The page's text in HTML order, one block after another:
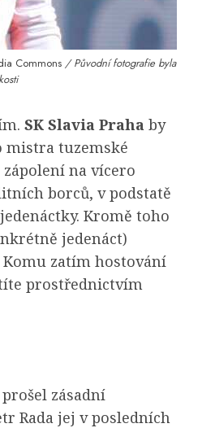
Commons / Původní fotografie byla
SK Slavia Praha by
mistra tuzemské
na vícero
borců, v podstatě
Kromě toho
jedenáct)
zatím hostování
prostřednictvím
zásadní
Rada jej v posledních